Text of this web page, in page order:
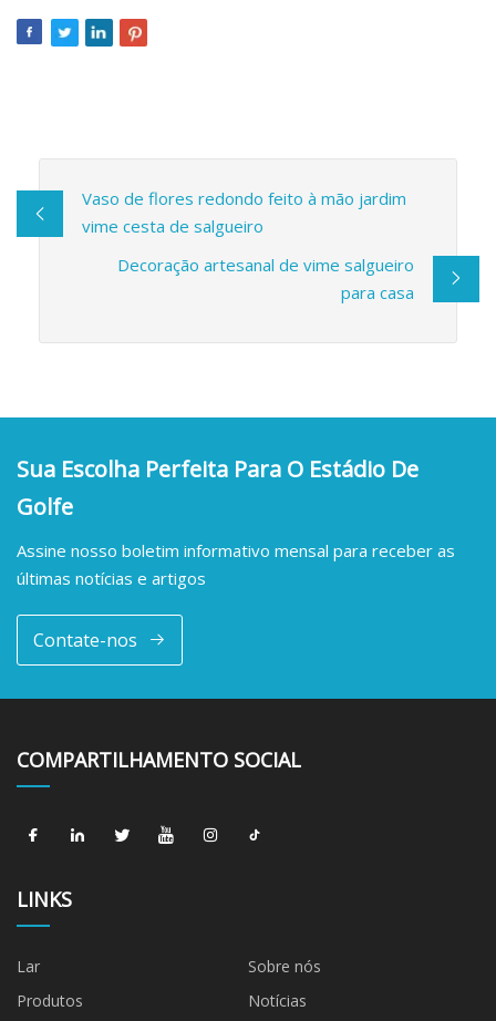
Vaso de flores redondo feito à mão jardim
vime cesta de salgueiro
Decoração artesanal de vime salgueiro
para casa
Sua Escolha Perfeita Para O Estádio De
Golfe
Assine nosso boletim informativo mensal para receber as
últimas notícias e artigos
Contate-nos
COMPARTILHAMENTO SOCIAL
LINKS
Lar
Sobre nós
Produtos
Notícias